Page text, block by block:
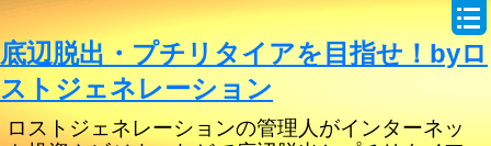
底辺脱出・プチリタイアを目指せ！byロ
ストジェネレーション
ロストジェネレーションの管理人がインターネッ